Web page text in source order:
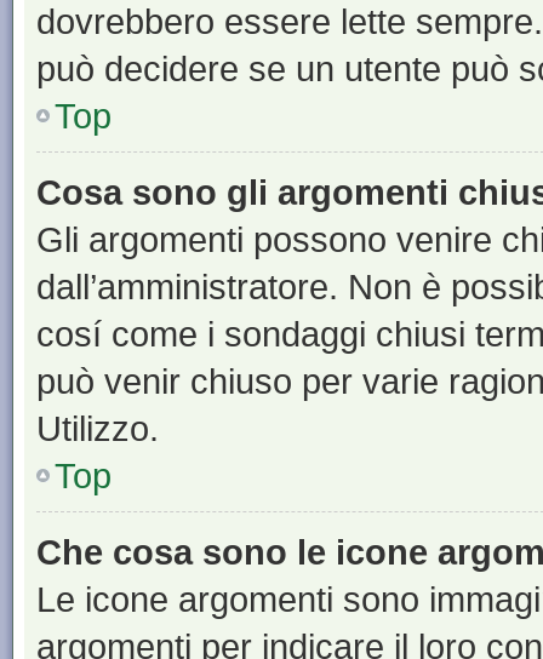
dovrebbero essere lette
può decidere se un utente può
Top
Cosa sono gli argomenti
Gli argomenti possono venire
dall’amministratore. Non è
cosí come i sondaggi chiusi
può venir chiuso per varie
Utilizzo.
Top
Che cosa sono le icone
Le icone argomenti sono
argomenti per indicare il loro